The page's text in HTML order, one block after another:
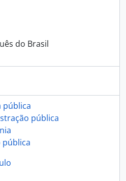
do Brasil
pública
pública
pública